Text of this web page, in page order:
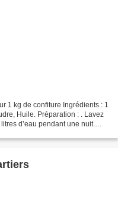
1 kg de confiture Ingrédients : 1
Huile. Préparation : . Lavez
d’eau pendant une nuit.